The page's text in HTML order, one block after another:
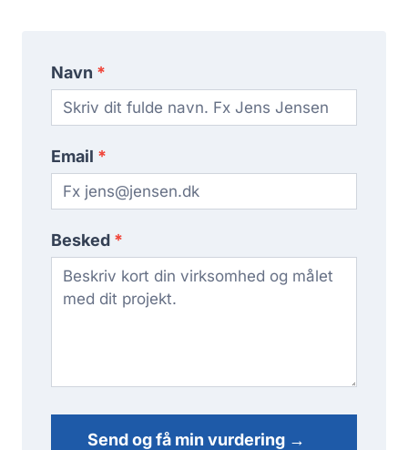
Kontakt
os
Navn *
Email *
Besked *
Send og få min vurdering →